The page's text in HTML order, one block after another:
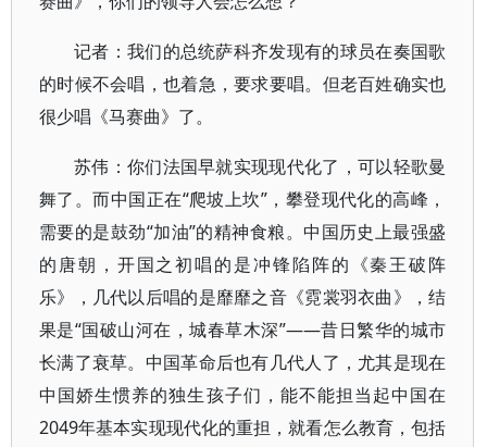
记者：我们的总统萨科齐发现有的球员在奏国歌
的时候不会唱，也着急，要求要唱。但老百姓确实也
很少唱《马赛曲》了。
苏伟：你们法国早就实现现代化了，可以轻歌曼
舞了。而中国正在“爬坡上坎”，攀登现代化的高峰，
需要的是鼓劲“加油”的精神食粮。中国历史上最强盛
的唐朝，开国之初唱的是冲锋陷阵的《秦王破阵
乐》，几代以后唱的是靡靡之音《霓裳羽衣曲》，结
果是“国破山河在，城春草木深”——昔日繁华的城市
长满了衰草。中国革命后也有几代人了，尤其是现在
中国娇生惯养的独生孩子们，能不能担当起中国在
2049年基本实现现代化的重担，就看怎么教育，包括